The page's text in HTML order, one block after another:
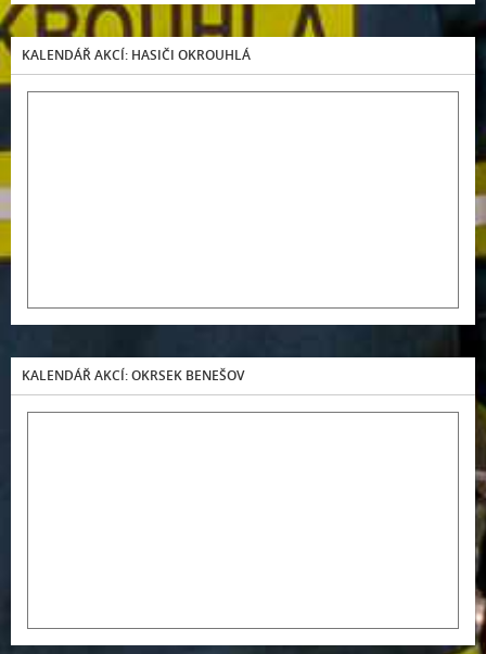
KALENDÁŘ AKCÍ: HASIČI OKROUHLÁ
KALENDÁŘ AKCÍ: OKRSEK BENEŠOV